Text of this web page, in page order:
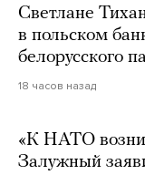
Светлане
в польском
белорусского
18 часов назад
«К НАТО
Залужный